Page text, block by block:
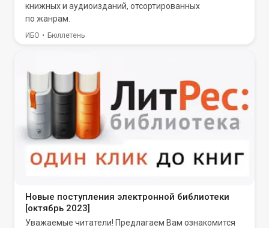
книжных и аудиоизданий, отсортированных
по жанрам.
ИБО Бюллетень
Новые поступления электронной библиотеки
[октябрь 2023]
Уважаемые читатели! Предлагаем Вам ознакомится